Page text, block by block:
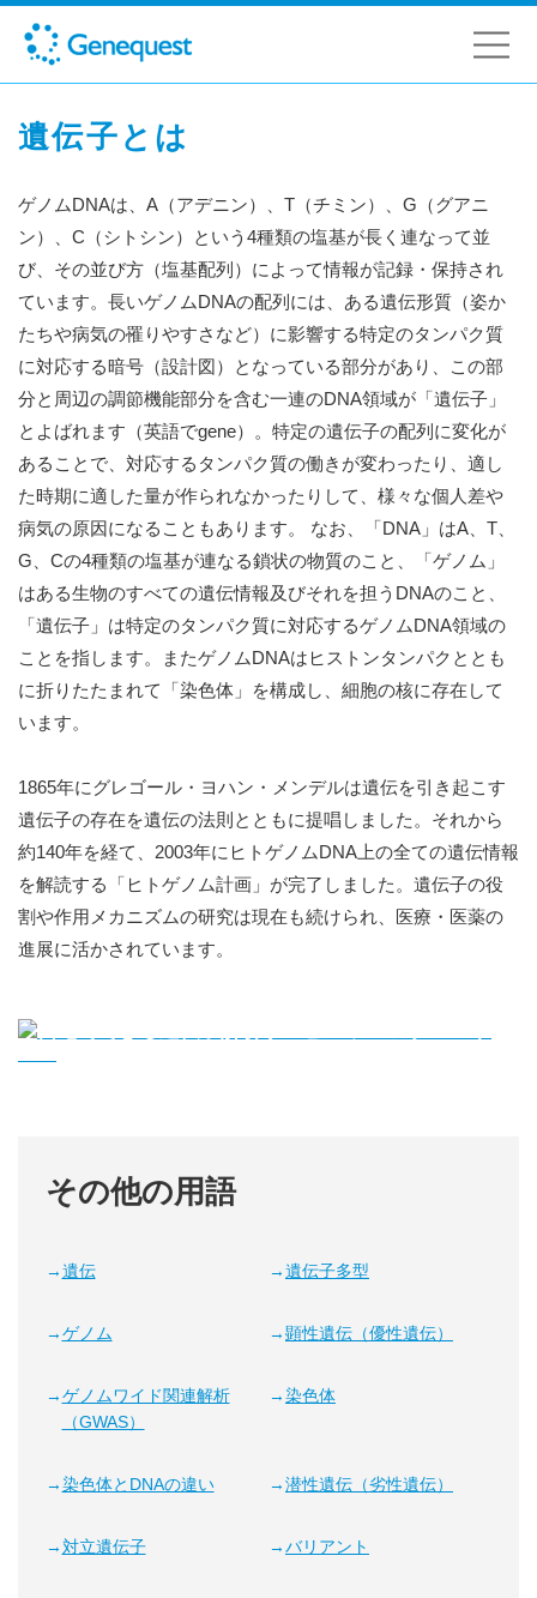
遺伝子とは
ゲノムDNAは、A（アデニン）、T（チミン）、G（グアニ
ン）、C（シトシン）という4種類の塩基が長く連なって並
び、その並び方（塩基配列）によって情報が記録・保持され
ています。長いゲノムDNAの配列には、ある遺伝形質（姿か
たちや病気の罹りやすさなど）に影響する特定のタンパク質
に対応する暗号（設計図）となっている部分があり、この部
分と周辺の調節機能部分を含む一連のDNA領域が「遺伝子」
とよばれます（英語でgene）。特定の遺伝子の配列に変化が
あることで、対応するタンパク質の働きが変わったり、適し
た時期に適した量が作られなかったりして、様々な個人差や
病気の原因になることもあります。 なお、「DNA」はA、T、
G、Cの4種類の塩基が連なる鎖状の物質のこと、「ゲノム」
はある生物のすべての遺伝情報及びそれを担うDNAのこと、
「遺伝子」は特定のタンパク質に対応するゲノムDNA領域の
ことを指します。またゲノムDNAはヒストンタンパクととも
に折りたたまれて「染色体」を構成し、細胞の核に存在して
います。
1865年にグレゴール・ヨハン・メンデルは遺伝を引き起こす
遺伝子の存在を遺伝の法則とともに提唱しました。それから
約140年を経て、2003年にヒトゲノムDNA上の全ての遺伝情報
を解読する「ヒトゲノム計画」が完了しました。遺伝子の役
割や作用メカニズムの研究は現在も続けられ、医療・医薬の
進展に活かされています。
その他の用語
遺伝 遺伝子多型
ゲノム 顕性遺伝（優性遺伝）
ゲノムワイド関連解析
（GWAS）
染色体
染色体とDNAの違い 潜性遺伝（劣性遺伝）
対立遺伝子 バリアント